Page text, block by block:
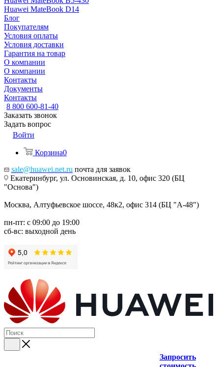
Huawei MateBook D14
Блог
Покупателям
Условия оплаты
Условия доставки
Гарантия на товар
О компании
О компании
Контакты
Документы
Контакты
8 800 600-81-40
Заказать звонок
Задать вопрос
Войти
Корзина0
sale@huawei.net.ru почта для заявок
Екатеринбург, ул. Основинская, д. 10, офис 320 (БЦ
"Основа")
Москва, Алтуфьевское шоссе, 48к2, офис 314 (БЦ "А-48")
пн-пт: с 09:00 до 19:00
сб-вс: выходной день
Запросить